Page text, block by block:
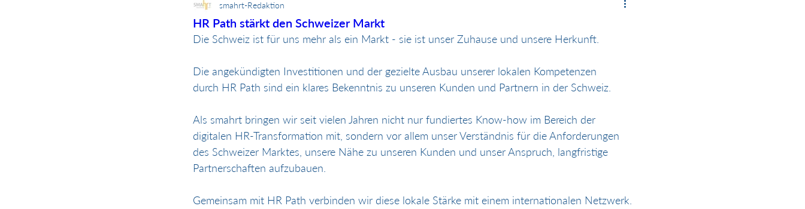
HR Path stärkt den Schweizer Markt
smahrt-Redaktion
Die Schweiz ist für uns mehr als ein Markt - sie ist unser Zuhause und unsere Herkunft.
Die angekündigten Investitionen und der gezielte Ausbau unserer lokalen Kompetenzen
durch HR Path sind ein klares Bekenntnis zu unseren Kunden und Partnern in der Schweiz.
Als smahrt bringen wir seit vielen Jahren nicht nur fundiertes Know-how im Bereich der
digitalen HR-Transformation mit, sondern vor allem unser Verständnis für die Anforderungen
des Schweizer Marktes, unsere Nähe zu unseren Kunden und unser Anspruch, langfristige
Partnerschaften aufzubauen.
Gemeinsam mit HR Path verbinden wir diese lokale Stärke mit einem internationalen Netzwerk.